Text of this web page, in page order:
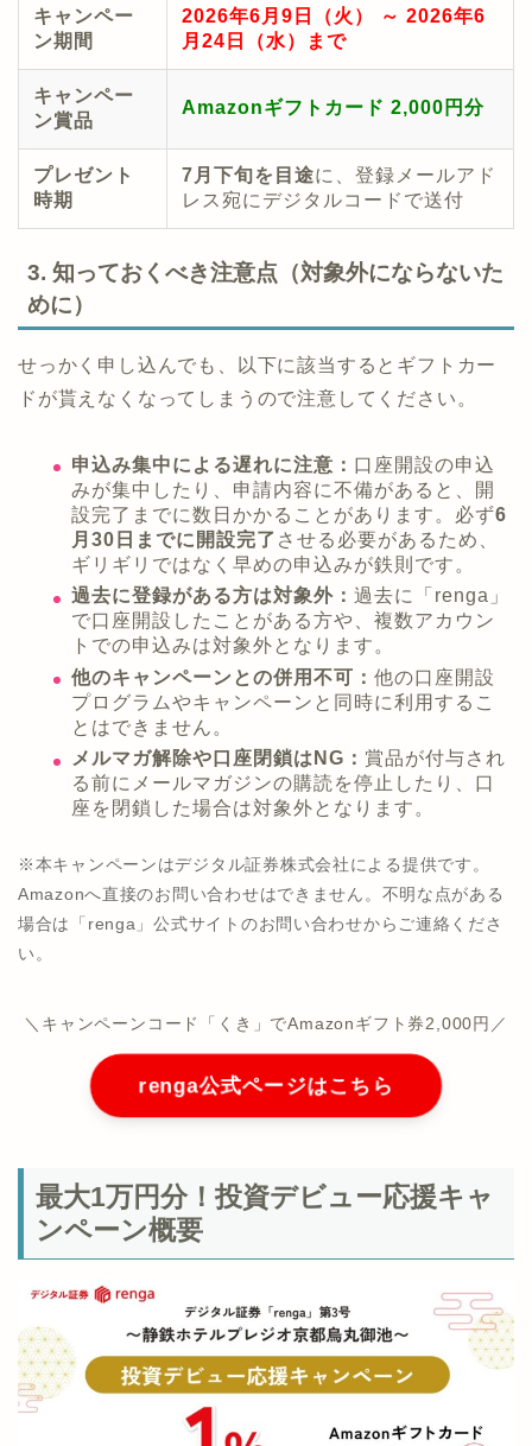
キャンペー
ン期間
2026年6月9日（火） ～ 2026年6
月24日（水）まで
キャンペー
ン賞品
Amazonギフトカード 2,000円分
プレゼント
時期
7月下旬を目途に、登録メールアド
レス宛にデジタルコードで送付
3. 知っておくべき注意点（対象外にならないた
めに）
せっかく申し込んでも、以下に該当するとギフトカー
ドが貰えなくなってしまうので注意してください。
申込み集中による遅れに注意： 口座開設の申込
みが集中したり、申請内容に不備があると、開
設完了までに数日かかることがあります。必ず6
月30日までに開設完了 させる必要があるため、
ギリギリではなく早めの申込みが鉄則です。
過去に登録がある方は対象外： 過去に「renga」
で口座開設したことがある方や、複数アカウン
トでの申込みは対象外となります。
他のキャンペーンとの併用不可： 他の口座開設
プログラムやキャンペーンと同時に利用するこ
とはできません。
メルマガ解除や口座閉鎖はNG： 賞品が付与され
る前にメールマガジンの購読を停止したり、口
座を閉鎖した場合は対象外となります。
※本キャンペーンはデジタル証券株式会社による提供です。
Amazonへ直接のお問い合わせはできません。不明な点がある
場合は「renga」公式サイトのお問い合わせからご連絡くださ
い。
＼キャンペーンコード「くき」でAmazonギフト券2,000円／
renga公式ページはこちら
最大1万円分！投資デビュー応援キャ
ンペーン概要